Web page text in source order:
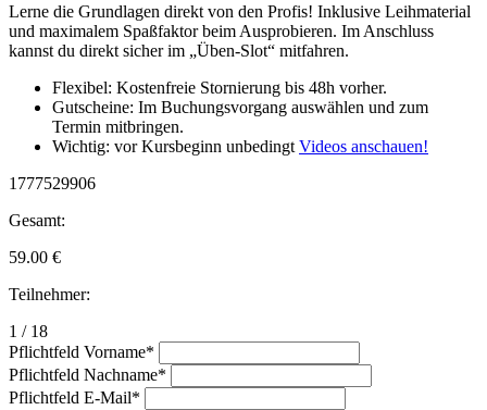
Lerne die Grundlagen direkt von den Profis! Inklusive Leihmaterial
und maximalem Spaßfaktor beim Ausprobieren. Im Anschluss
kannst du direkt sicher im „Üben-Slot“ mitfahren.
Flexibel: Kostenfreie Stornierung bis 48h vorher.
Gutscheine: Im Buchungsvorgang auswählen und zum
Termin mitbringen.
Wichtig: vor Kursbeginn unbedingt Videos anschauen!
1777529906
Gesamt:
59.00 €
Teilnehmer:
1 / 18
Pflichtfeld Vorname*
Pflichtfeld Nachname*
Pflichtfeld E-Mail*